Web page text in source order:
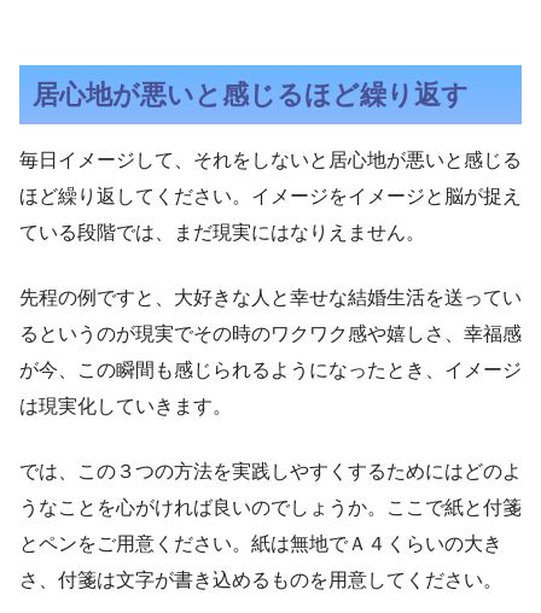
居心地が悪いと感じるほど繰り返す
毎日イメージして、それをしないと居心地が悪いと感じる
ほど繰り返してください。イメージをイメージと脳が捉え
ている段階では、まだ現実にはなりえません。
先程の例ですと、大好きな人と幸せな結婚生活を送ってい
るというのが現実でその時のワクワク感や嬉しさ、幸福感
が今、この瞬間も感じられるようになったとき、イメージ
は現実化していきます。
では、この３つの方法を実践しやすくするためにはどのよ
うなことを心がければ良いのでしょうか。ここで紙と付箋
とペンをご用意ください。紙は無地でＡ４くらいの大き
さ、付箋は文字が書き込めるものを用意してください。